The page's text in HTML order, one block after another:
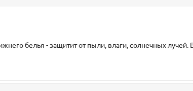
белья - защитит от пыли, влаги, солнечных